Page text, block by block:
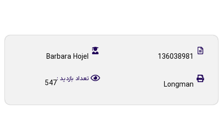
136038981
Barbara Hojel
Longman
تعداد بازدید :547